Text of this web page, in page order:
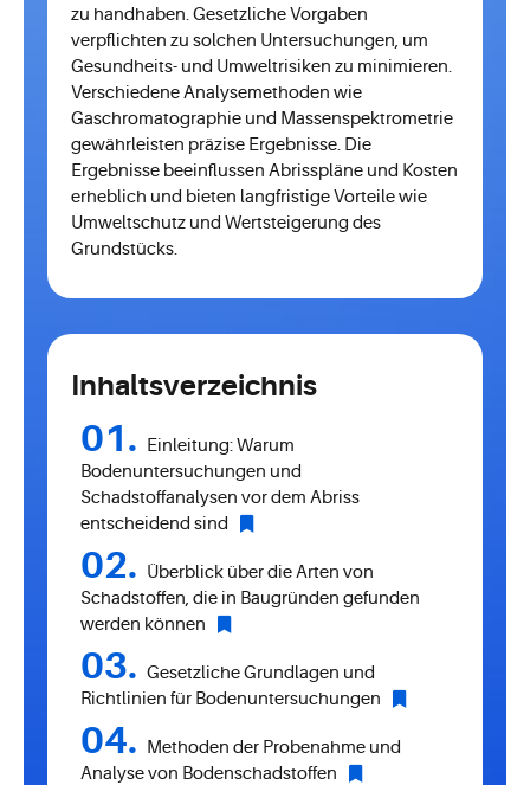
zu handhaben. Gesetzliche Vorgaben
verpflichten zu solchen Untersuchungen, um
Gesundheits- und Umweltrisiken zu minimieren.
Verschiedene Analysemethoden wie
Gaschromatographie und Massenspektrometrie
gewährleisten präzise Ergebnisse. Die
Ergebnisse beeinflussen Abrisspläne und Kosten
erheblich und bieten langfristige Vorteile wie
Umweltschutz und Wertsteigerung des
Grundstücks.
Inhaltsverzeichnis
Einleitung: Warum
Bodenuntersuchungen und
Schadstoffanalysen vor dem Abriss
entscheidend sind
Überblick über die Arten von
Schadstoffen, die in Baugründen gefunden
werden können
Gesetzliche Grundlagen und
Richtlinien für Bodenuntersuchungen
Methoden der Probenahme und
Analyse von Bodenschadstoffen